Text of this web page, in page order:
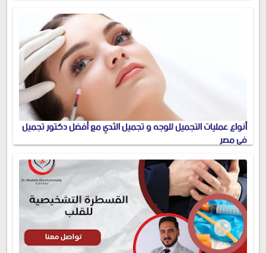
أنواع عمليات التجميل للوجه و تجميل الثدي مع أفضل دكتور تجميل
في مصر